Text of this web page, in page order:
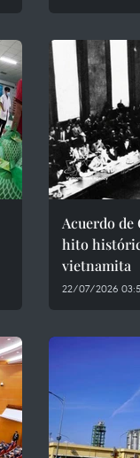
Acuerdo de
hito
vietnamita
22/07/2026